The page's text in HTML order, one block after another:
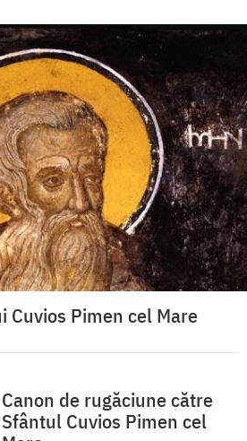
Pimen cel Mare
Canon de rugăciune către
Sfântul Cuvios Pimen cel